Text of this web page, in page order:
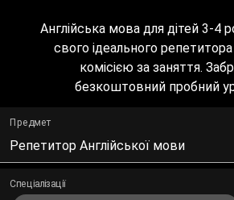
Англійська мова для дітей 3-4
свого ідеального
комісією за заняття.
безкоштовний пробний
Предмет
Репетитор Англійської мови
Спеціалізації